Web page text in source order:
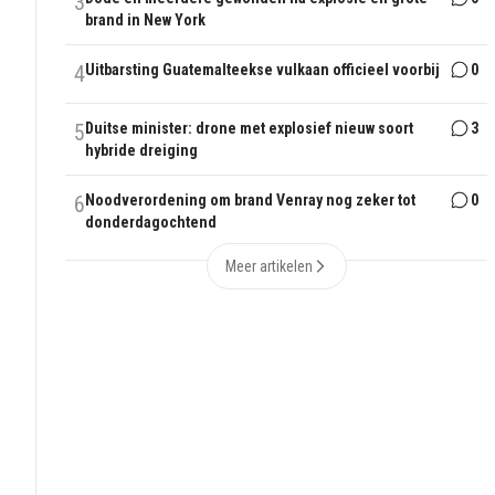
brand in New York
4Uitbarsting Guatemalteekse vulkaan officieel voorbij 0
5 Duitse minister: drone met explosief nieuw soort
hybride dreiging
3
6 Noodverordening om brand Venray nog zeker tot
donderdagochtend
0
Meer artikelen